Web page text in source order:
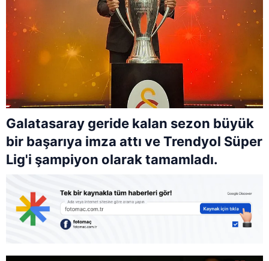
Galatasaray geride kalan sezon büyük
bir başarıya imza attı ve Trendyol Süper
Lig'i şampiyon olarak tamamladı.